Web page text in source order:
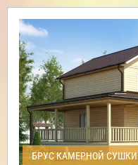
БРУС КАМЕРНОЙ СУШКИ